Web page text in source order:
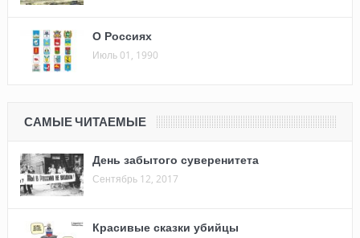
О Россиях
Июль 01, 1990
САМЫЕ ЧИТАЕМЫЕ
День забытого суверенитета
Сентябрь 12, 2017
Красивые сказки убийцы